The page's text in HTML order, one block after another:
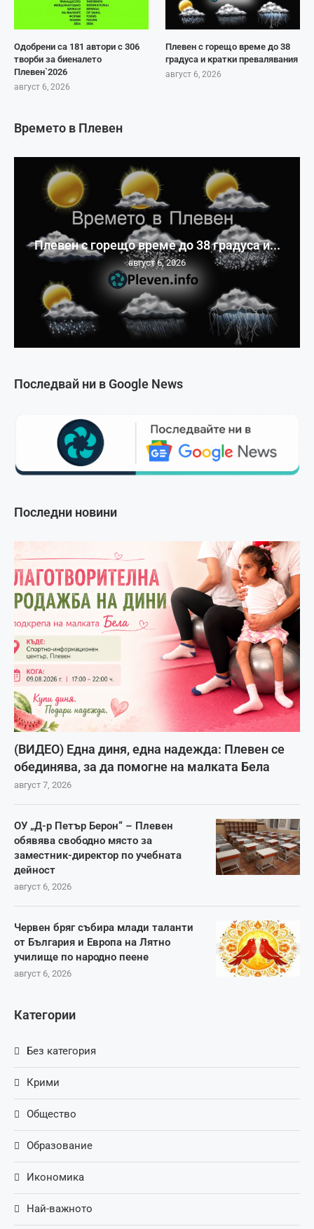
Последвай ни в Google News
Последни новини
(ВИДЕО) Една диня, една надежда: Плевен се
обединява, за да помогне на малката Бела
август 7, 2026
ОУ „Д-р Петър Берон“ – Плевен
обявява свободно място за
заместник-директор по учебната
дейност
август 6, 2026
Червен бряг събира млади таланти
от България и Европа на Лятно
училище по народно пеене
август 6, 2026
Категории
Без категория
Крими
Общество
Образование
Икономика
Най-важното
Одобрени са 181 автори с 306
творби за биеналето
Плевен`2026
август 6, 2026
Плевен с горещо време до 38
градуса и кратки превалявания
август 6, 2026
Времето в Плевен
Плевен с горещо време до 38 градуса и...
август 6, 2026